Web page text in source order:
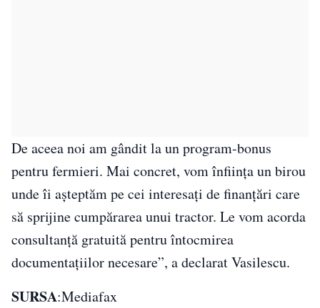
De aceea noi am gândit la un program-bonus
pentru fermieri. Mai concret, vom înfiinţa un birou
unde îi aşteptăm pe cei interesaţi de finanţări care
să sprijine cumpărarea unui tractor. Le vom acorda
consultanţă gratuită pentru întocmirea
documentaţiilor necesare”, a declarat Vasilescu.
SURSA:Mediafax